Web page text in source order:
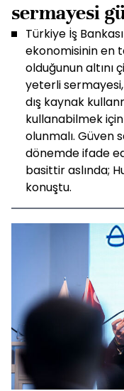
sermayesi
Türkiye İş
ekonomisinin en
olduğunun altını
yeterli
dış kaynak
kullanabilmek
olunmalı. Güven
dönemde ifade
basittir aslında;
konuştu.